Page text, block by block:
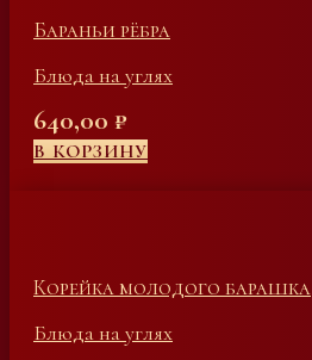
Бараньи рёбра
Блюда на углях
640,00 ₽
В КОРЗИНУ
Корейка молодого барашка
Блюда на углях